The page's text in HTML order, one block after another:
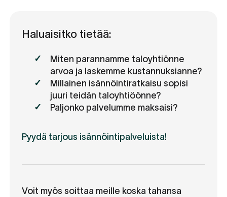
Haluaisitko tietää:
Miten parannamme taloyhtiönne
arvoa ja laskemme kustannuksianne?
Millainen isännöintiratkaisu sopisi
juuri teidän taloyhtiöönne?
Paljonko palvelumme maksaisi?
Pyydä tarjous isännöintipalveluista!
Voit myös soittaa meille koska tahansa